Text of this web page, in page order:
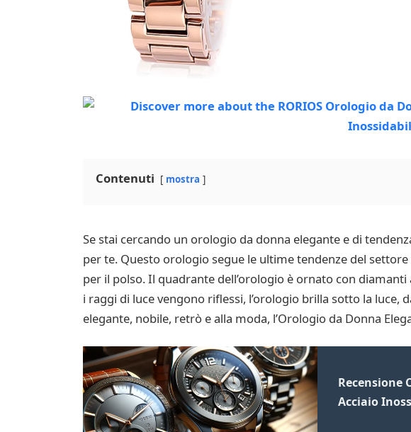
Contenuti mostra
Se stai cercando un orologio da donna elegante e di
per te. Questo orologio segue le ultime tendenze del
per il polso. Il quadrante dell’orologio è ornato con
i raggi di luce vengono riflessi, l’orologio brilla sotto la luce,
elegante, nobile, retrò e alla moda, l’Orologio da Donna
Recensione
Acciaio